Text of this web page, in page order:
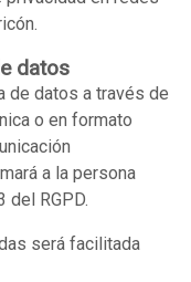
datos
de datos a través de
o en formato
a la persona
del RGPD.
será facilitada